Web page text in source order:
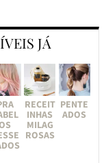
JÁ
RECEIT
INHAS
MILAG
ROSAS
PENTE
ADOS